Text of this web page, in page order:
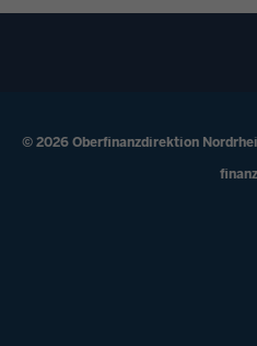
© 2026 Oberfinanzdirektion